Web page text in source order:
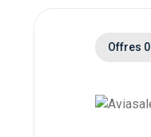
Offres 0